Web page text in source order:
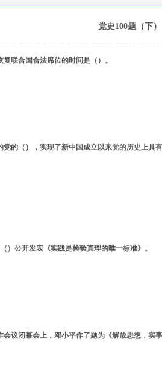
党史100题（下）
复联合国合法席位的时间是 （）。
党的 （）
，实现了新中国成立以来党的历史上具
（） 公开发表《实践是检验真理的唯一标准》。
会议闭幕会上，邓小平作了题为《解放思想，实